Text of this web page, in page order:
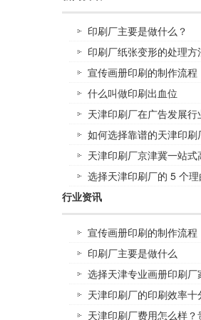
印刷厂主要是做什么？
印刷厂纸张变形的处理方
宣传画册印刷的制作流程
什么叫做印刷出血位
天津印刷厂在广告发展行
如何选择靠谱的天津印
天津印刷厂京津冀一站
选择天津印刷厂的 5 个
行业资讯
宣传画册印刷的制作流程
印刷厂主要是做什么
选择天津专业画册印刷
天津印刷厂的印刷效率十
天津印刷厂费用怎么样？